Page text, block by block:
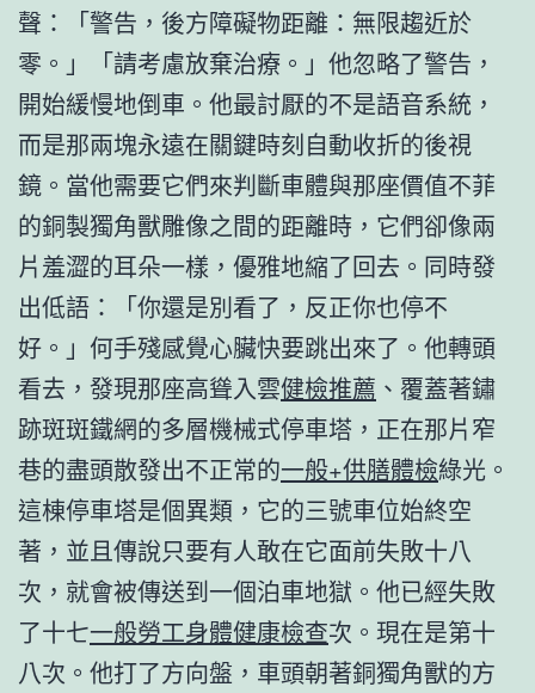
聲：「警告，後方障礙物距離：無限趨近於
零。」「請考慮放棄治療。」他忽略了警告，
開始緩慢地倒車。他最討厭的不是語音系統，
而是那兩塊永遠在關鍵時刻自動收折的後視
鏡。當他需要它們來判斷車體與那座價值不菲
的銅製獨角獸雕像之間的距離時，它們卻像兩
片羞澀的耳朵一樣，優雅地縮了回去。同時發
出低語：「你還是別看了，反正你也停不
好。」何手殘感覺心臟快要跳出來了。他轉頭
看去，發現那座高聳入雲健檢推薦 、覆蓋著鏽
跡斑斑鐵網的多層機械式停車塔，正在那片窄
巷的盡頭散發出不正常的一般+供膳體檢綠光。
這棟停車塔是個異類，它的三號車位始終空
著，並且傳說只要有人敢在它面前失敗十八
次，就會被傳送到一個泊車地獄。他已經失敗
了十七一般勞工身體健康檢查次。現在是第十
八次。他打了方向盤，車頭朝著銅獨角獸的方